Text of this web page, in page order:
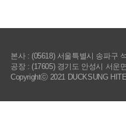
본사 : (05618) 서울특별시 송파구
공장 : (17605) 경기도 안성시 서운
Copyrightⓒ 2021 DUCKSUNG